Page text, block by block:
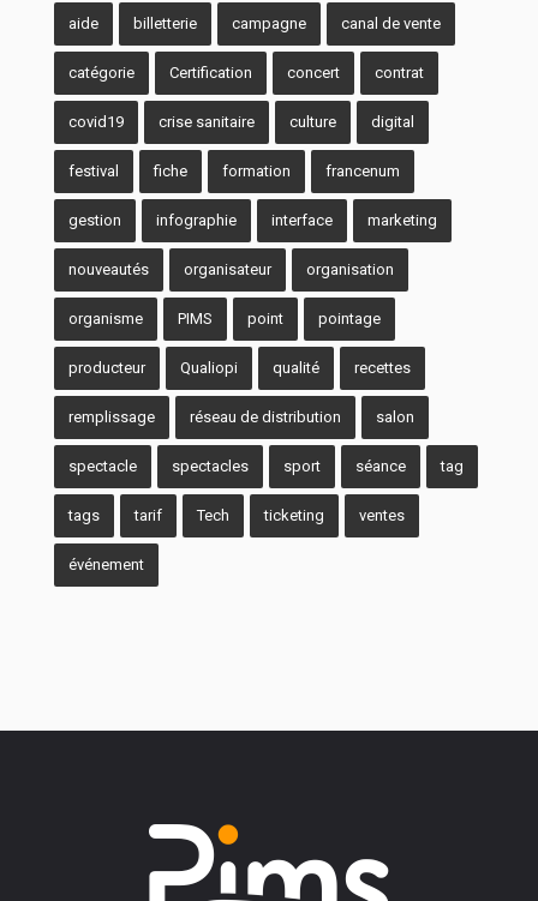
aide billetterie campagne canal de vente
catégorie Certification concert contrat
covid19 crise sanitaire culture digital
festival fiche formation francenum
gestion infographie interface marketing
nouveautés organisateur organisation
organisme PIMS point pointage
producteur Qualiopi qualité recettes
remplissage réseau de distribution salon
spectacle spectacles sport séance tag
tags tarif Tech ticketing ventes
événement